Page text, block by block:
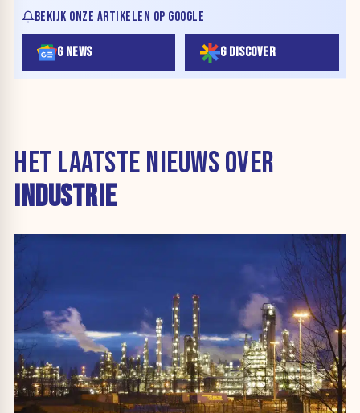
BEKIJK ONZE ARTIKELEN OP GOOGLE
G NEWS G DISCOVER
HET LAATSTE NIEUWS OVER
INDUSTRIE